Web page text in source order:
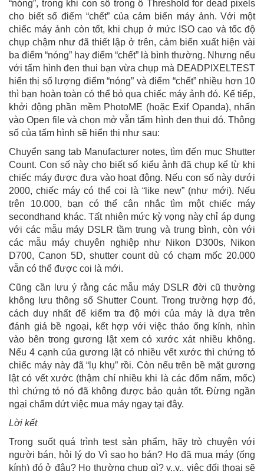
“nóng”, trong khi con số trong ô Threshold for dead pixels
cho biết số điểm “chết” của cảm biến máy ảnh. Với một
chiếc máy ảnh còn tốt, khi chụp ở mức ISO cao và tốc độ
chụp chậm như đã thiết lập ở trên, cảm biến xuất hiện vài
ba điểm “nóng” hay điểm “chết” là bình thường. Nhưng nếu
với tấm hình đen thui bạn vừa chụp mà DEADPIXELTEST
hiển thị số lượng điểm “nóng” và điểm “chết” nhiều hơn 10
thì bạn hoàn toàn có thể bỏ qua chiếc máy ảnh đó. Kế tiếp,
khởi động phần mềm PhotoME (hoặc Exif Opanda), nhấn
vào Open file và chọn mở vẫn tấm hình đen thui đó. Thông
số của tấm hình sẽ hiển thị như sau:
Chuyển sang tab Manufacturer notes, tìm đến mục Shutter
Count. Con số này cho biết số kiểu ảnh đã chụp kể từ khi
chiếc máy được đưa vào hoạt động. Nếu con số này dưới
2000, chiếc máy có thể coi là “like new” (như mới). Nếu
trên 10.000, bạn có thể cân nhắc tìm một chiếc máy
secondhand khác. Tất nhiên mức kỳ vọng này chỉ áp dụng
với các mẫu máy DSLR tầm trung và trung bình, còn với
các mẫu máy chuyên nghiệp như Nikon D300s, Nikon
D700, Canon 5D, shutter count dù có chạm mốc 20.000
vẫn có thể được coi là mới.
Cũng cần lưu ý rằng các mẫu máy DSLR đời cũ thường
không lưu thông số Shutter Count. Trong trường hợp đó,
cách duy nhất để kiểm tra độ mới của máy là dựa trên
đánh giá bề ngoại, kết hợp với việc tháo ống kính, nhìn
vào bên trong gương lật xem có xước xát nhiều không.
Nếu 4 cạnh của gương lật có nhiều vết xước thì chứng tỏ
chiếc máy này đã “lụ khụ” rồi. Còn nếu trên bề mặt gương
lật có vết xước (thậm chí nhiều khi là các đốm nấm, mốc)
thì chứng tỏ nó đã không được bảo quản tốt. Đừng ngần
ngại chấm dứt việc mua máy ngay tại đây.
Lời kết
Trong suốt quá trình test sản phẩm, hãy trò chuyện với
người bán, hỏi lý do Vì sao họ bán? Họ đã mua máy (ống
kính) đó ở đâu? Họ thường chụp gì? v..v.. việc đối thoại sẽ